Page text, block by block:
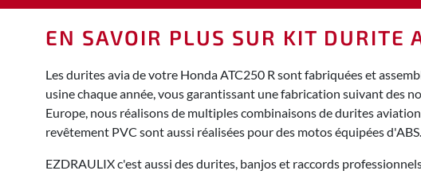
EN SAVOIR PLUS SUR KIT DURITE
Les durites avia de votre Honda ATC250 R sont fabriquées et
usine chaque année, vous garantissant une fabrication suivant des
Europe, nous réalisons de multiples combinaisons de durites
revêtement PVC sont aussi réalisées pour des motos équipées d'ABS.
EZDRAULIX c'est aussi des durites, banjos et raccords